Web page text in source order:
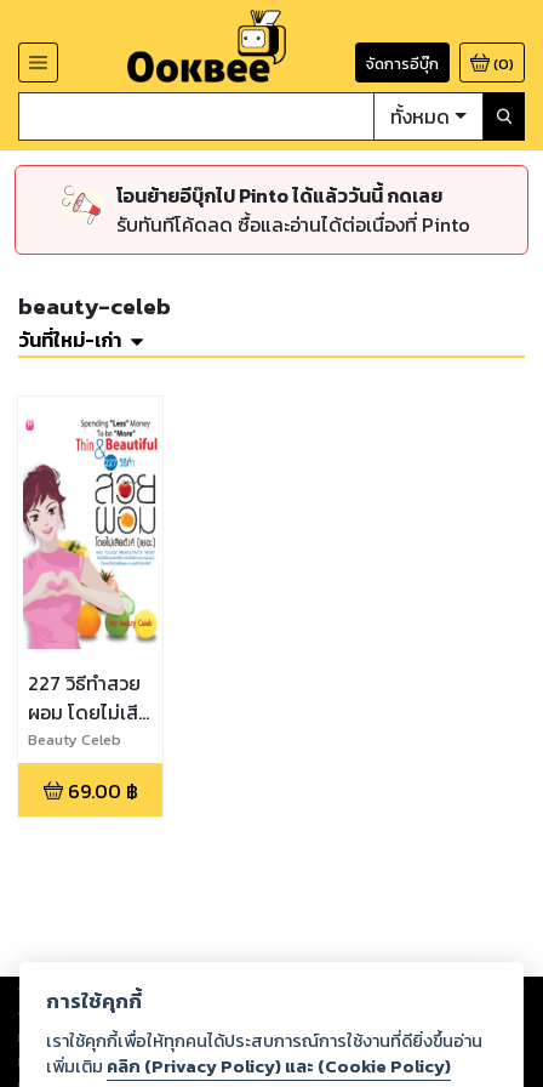
จัดการอีบุ๊ก (0)
ทั้งหมด
โอนย้ายอีบุ๊กไป Pinto ได้แล้ววันนี้ กดเลย
รับทันทีโค้ดลด ซื้อและอ่านได้ต่อเนื่องที่ Pinto
beauty-celeb
วันที่ใหม่-เก่า
227 วิธีทำสวย
ผอม โดยไม่เสีย
ตังค์ (เยอะ)
Beauty Celeb
69.00 ฿
Copyright © 2026
ต่อผลงานหรือเนื้อหาใดที่อัปโหลดผ่านเว็บไซต์และปรากฏว่าละเมิดสิทธิใน
ทรัพย์สินทางปัญญาของบุคคลอื่นหรือขัดต่อกฎหมายและศีลธรรม ดังนั้น ผู้อ่าน
ทุกท่านโปรดใช้วิจารณญาณในการกลั่นกรองด้วยตนเอง และหากท่านพบว่าส่วน
การใช้คุกกี้
เราใช้คุกกี้เพื่อให้ทุกคนได้ประสบการณ์การใช้งานที่ดียิ่งขึ้นอ่าน
เพิ่มเติม คลิก (Privacy Policy) และ (Cookie Policy)